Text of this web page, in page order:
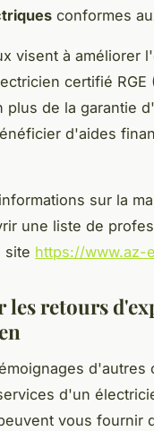
conformes
visent à améliorer
certifié
plus de la garantie
d'aides
sur la
une liste de
site https://www.az-
les retours
d'un
vous fournir